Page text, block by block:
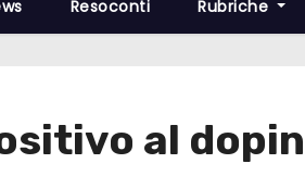
Resoconti Rubriche
al